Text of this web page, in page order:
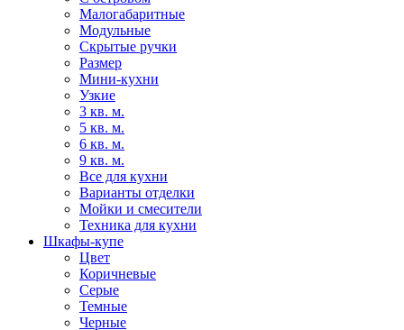
Малогабаритные
Модульные
Скрытые ручки
Размер
Мини-кухни
Узкие
3 кв. м.
5 кв. м.
6 кв. м.
9 кв. м.
Все для кухни
Варианты отделки
Мойки и смесители
Техника для кухни
Шкафы-купе
Цвет
Коричневые
Серые
Темные
Черные